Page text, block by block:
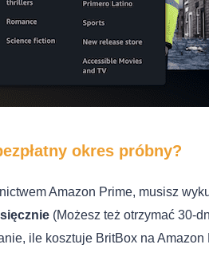
okres próbny?
Amazon Prime, musisz
(Możesz też otrzymać 30-
ile kosztuje BritBox na